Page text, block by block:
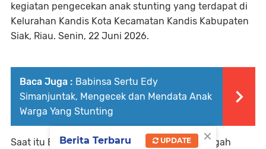
kegiatan pengecekan anak stunting yang terdapat di
Kelurahan Kandis Kota Kecamatan Kandis Kabupaten
Siak, Riau. Senin, 22 Juni 2026.
Baca Juga : Babinsa Sertu Edy
Simanjuntak, Mengecek dan Mendata Anak
Warga Yang Stunting
Saat itu Babinsa Sertu Edy Simanjuntak ditengah
×
Berita Terbaru UPDATE